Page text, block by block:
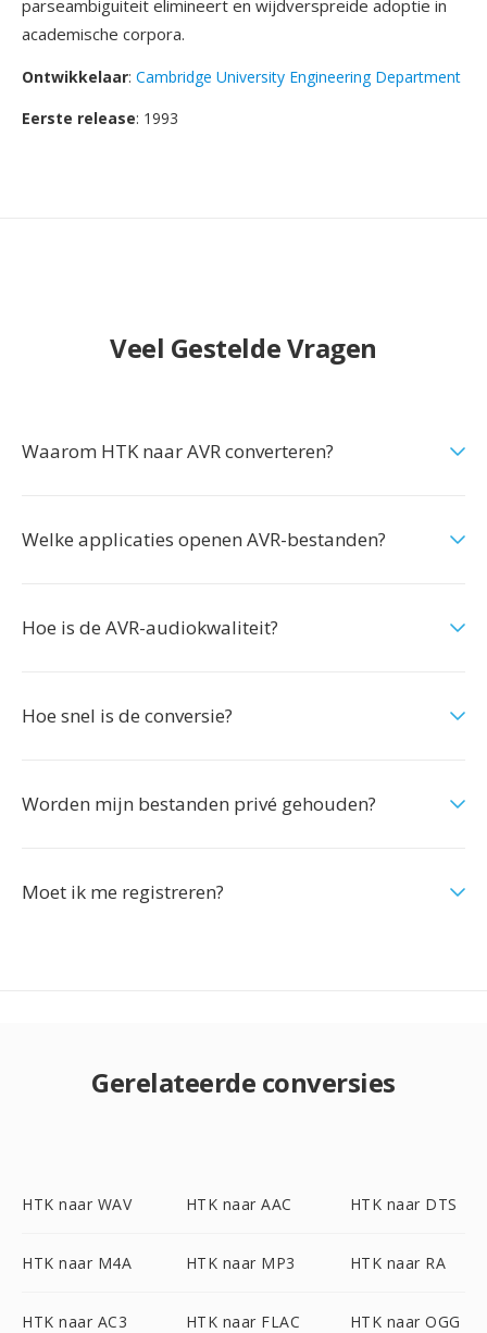
parseambiguiteit elimineert en wijdverspreide adoptie in
academische corpora.
Ontwikkelaar: Cambridge University Engineering Department
Eerste release: 1993
Veel Gestelde Vragen
Waarom HTK naar AVR converteren?
Welke applicaties openen AVR-bestanden?
Hoe is de AVR-audiokwaliteit?
Hoe snel is de conversie?
Worden mijn bestanden privé gehouden?
Moet ik me registreren?
Gerelateerde conversies
HTK naar WAV HTK naar AAC HTK naar DTS
HTK naar M4A HTK naar MP3 HTK naar RA
HTK naar AC3 HTK naar FLAC HTK naar OGG